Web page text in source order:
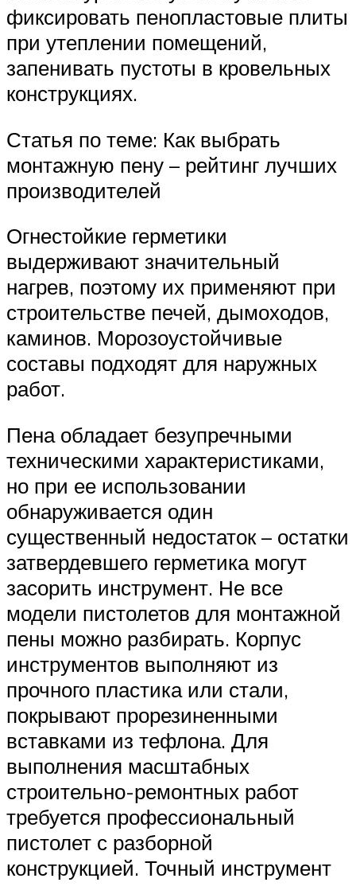
фиксировать пенопластовые плиты
при утеплении помещений,
запенивать пустоты в кровельных
конструкциях.
Статья по теме: Как выбрать
монтажную пену – рейтинг лучших
производителей
Огнестойкие герметики
выдерживают значительный
нагрев, поэтому их применяют при
строительстве печей, дымоходов,
каминов. Морозоустойчивые
составы подходят для наружных
работ.
Пена обладает безупречными
техническими характеристиками,
но при ее использовании
обнаруживается один
существенный недостаток – остатки
затвердевшего герметика могут
засорить инструмент. Не все
модели пистолетов для монтажной
пены можно разбирать. Корпус
инструментов выполняют из
прочного пластика или стали,
покрывают прорезиненными
вставками из тефлона. Для
выполнения масштабных
строительно-ремонтных работ
требуется профессиональный
пистолет с разборной
конструкцией. Точный инструмент